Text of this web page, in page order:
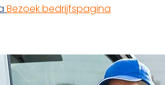
Bezoek bedrijfspagina